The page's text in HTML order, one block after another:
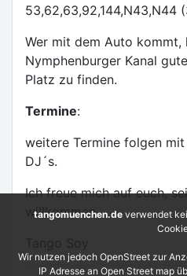
53,62,63,92,144,N43,N44
Wer mit dem Auto kommt,
Nymphenburger Kanal
Platz zu finden.
Termine:
weitere Termine folgen
DJ´s.
Ich freue mich auf euch,
willkommen.
tangomuenchen.de verwendet
Wir nutzen jedoch OpenStreet zur
IP Adresse an Open Street map